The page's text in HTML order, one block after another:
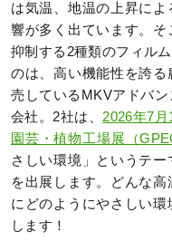
は気温、地温の上昇に
響が多く出ています。
抑制する2種類のフィル
のは、高い機能性を誇
売しているMKVアドバ
会社。2社は、 2026年7
園芸・植物工場展（
さしい環境」というテ
を出展します。どんな
にどのようにやさしい
します！